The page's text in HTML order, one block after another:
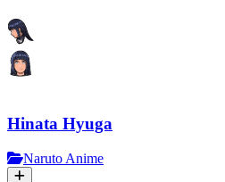
Hinata Hyuga
Naruto Anime